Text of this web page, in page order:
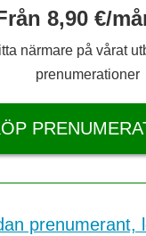
8,90 €/
närmare på vårat
prenumerationer
prenumerant,